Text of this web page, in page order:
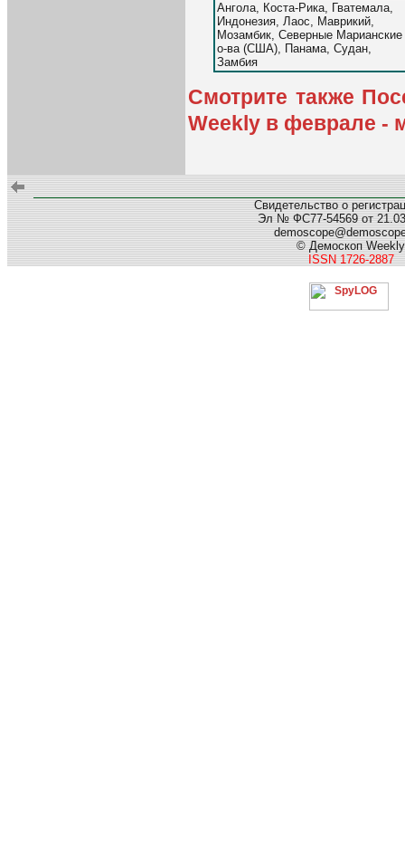
Ангола, Коста-Рика, Гватемала,
Индонезия, Лаос, Маврикий,
Мозамбик, Северные Марианские
о-ва (США), Панама, Судан,
Замбия
Смотрите также
Weekly в феврале -
Свидетельство о
Эл № ФС77-54569 от
© Демоскоп Weekly
ISSN 1726-2887